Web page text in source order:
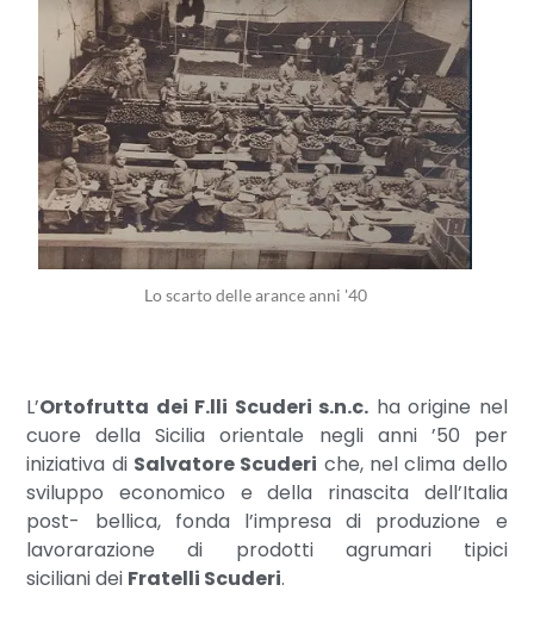
Lo scarto delle arance anni '40
L’Ortofrutta dei F.lli Scuderi s.n.c. ha origine nel
cuore della Sicilia orientale negli anni ’50 per
iniziativa di Salvatore Scuderi che, nel clima dello
sviluppo economico e della rinascita dell’Italia
post- bellica, fonda l’impresa di produzione e
lavorarazione di prodotti agrumari tipici
siciliani dei Fratelli Scuderi.